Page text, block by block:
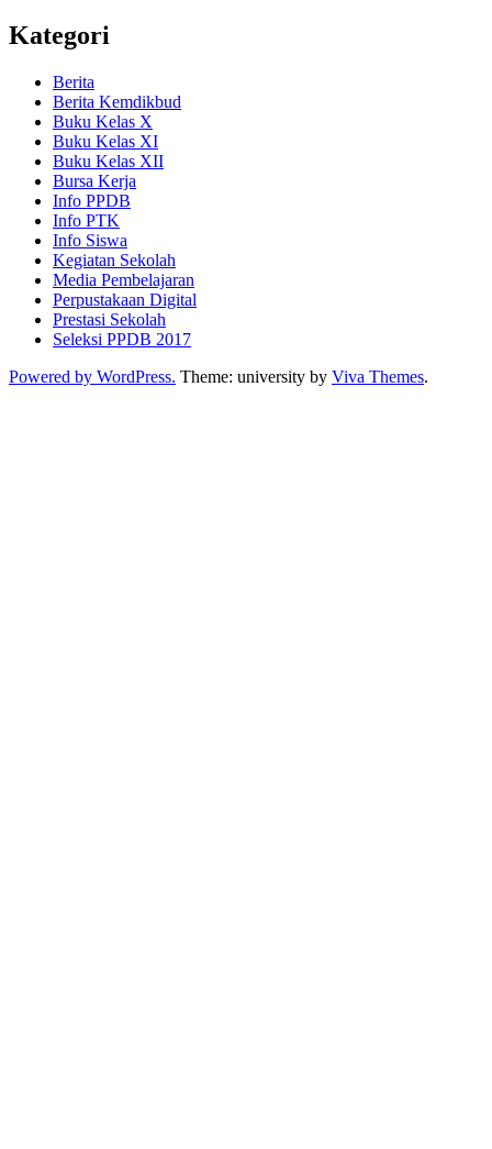
Kategori
Berita
Berita Kemdikbud
Buku Kelas X
Buku Kelas XI
Buku Kelas XII
Bursa Kerja
Info PPDB
Info PTK
Info Siswa
Kegiatan Sekolah
Media Pembelajaran
Perpustakaan Digital
Prestasi Sekolah
Seleksi PPDB 2017
Powered by WordPress. Theme: university by Viva Themes.